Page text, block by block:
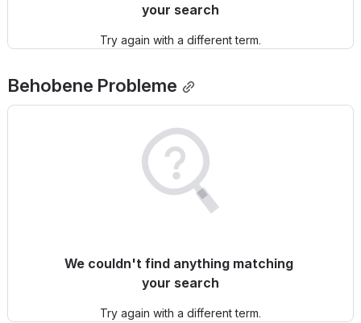
your search
Try again with a different term.
Behobene Probleme
We couldn't find anything matching
your search
Try again with a different term.